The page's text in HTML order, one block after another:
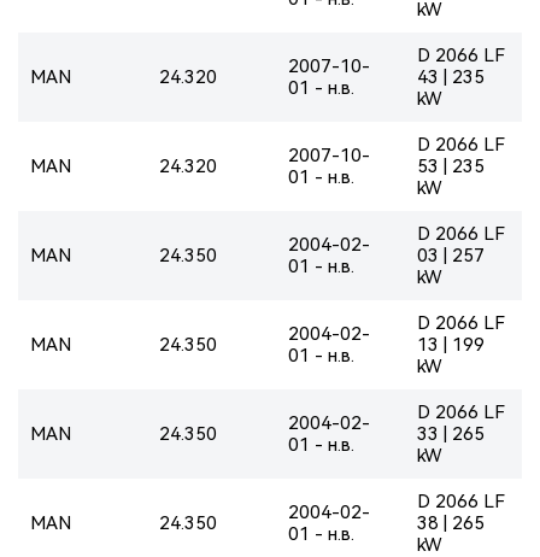
kW
MAN 24.320
2007-10-
01 - н.в.
D 2066 LF
43 | 235
kW
MAN 24.320
2007-10-
01 - н.в.
D 2066 LF
53 | 235
kW
MAN 24.350
2004-02-
01 - н.в.
D 2066 LF
03 | 257
kW
MAN 24.350
2004-02-
01 - н.в.
D 2066 LF
13 | 199
kW
MAN 24.350
2004-02-
01 - н.в.
D 2066 LF
33 | 265
kW
MAN 24.350
2004-02-
01 - н.в.
D 2066 LF
38 | 265
kW